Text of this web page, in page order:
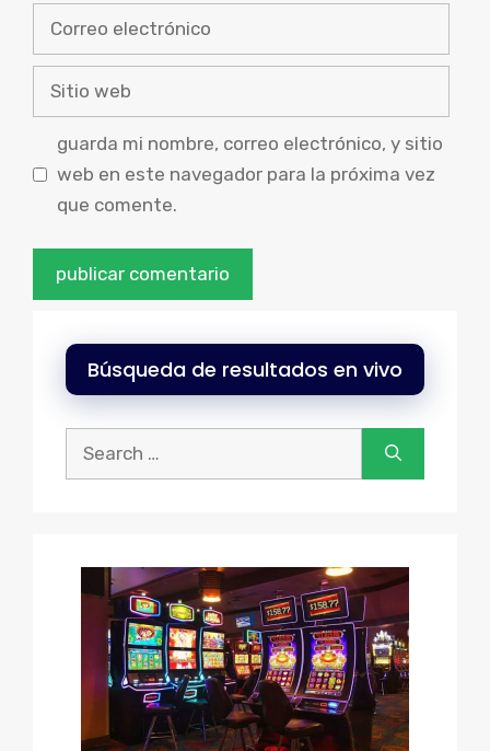
Correo
electrónico
Sitio
web
guarda mi nombre, correo electrónico, y sitio
web en este navegador para la próxima vez
que comente.
Búsqueda de resultados en vivo
Buscar: